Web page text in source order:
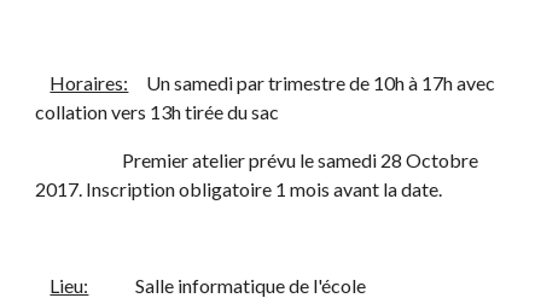
Horaires:
     Un samedi par trimestre de 10h à 17h avec
collation vers 13h tirée du sac
2017. Inscription obligatoire 1 mois avant la date.
Lieu:
             Salle informatique de l'école